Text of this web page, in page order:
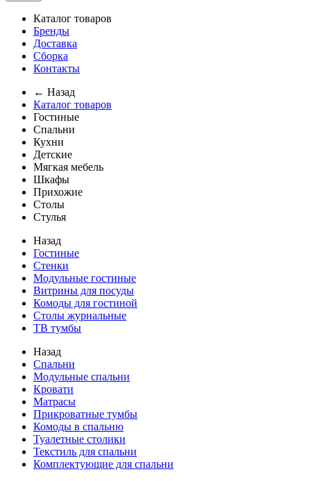
Каталог товаров
Бренды
Доставка
Сборка
Контакты
← Назад
Каталог товаров
Гостиные
Спальни
Кухни
Детские
Мягкая мебель
Шкафы
Прихожие
Столы
Стулья
Назад
Гостиные
Стенки
Модульные гостиные
Витрины для посуды
Комоды для гостиной
Столы журнальные
ТВ тумбы
Назад
Спальни
Модульные спальни
Кровати
Матрасы
Прикроватные тумбы
Комоды в спальню
Туалетные столики
Текстиль для спальни
Комплектующие для спальни